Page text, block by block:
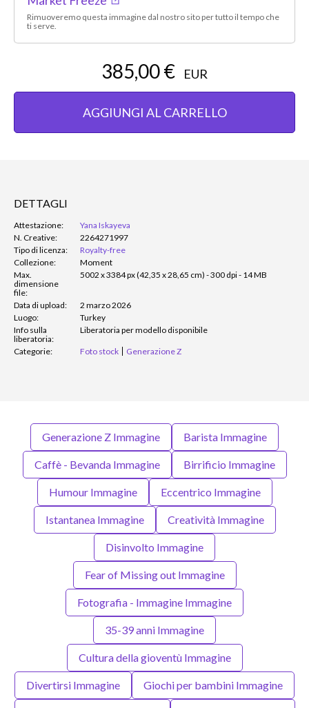
Rimuoveremo questa immagine dal nostro sito per tutto il tempo che
ti serve.
385,00 € EUR
AGGIUNGI AL CARRELLO
DETTAGLI
Attestazione:
Yana Iskayeva
N. Creative:
2264271997
Tipo di licenza:
Royalty-free
Collezione:
Moment
Max.
dimensione
file:
5002 x 3384 px (42,35 x 28,65 cm) - 300 dpi - 14 MB
Data di upload:
2 marzo 2026
Luogo:
Turkey
Info sulla
liberatoria:
Liberatoria per modello disponibile
Categorie: Foto stock Generazione Z
Generazione Z Immagine Barista Immagine
Caffè - Bevanda Immagine Birrificio Immagine
Humour Immagine Eccentrico Immagine
Istantanea Immagine Creatività Immagine
Disinvolto Immagine
Fear of Missing out Immagine
Fotografia - Immagine Immagine
35-39 anni Immagine
Cultura della gioventù Immagine
Divertirsi Immagine Giochi per bambini Immagine